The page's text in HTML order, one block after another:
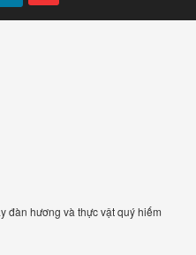
đàn hương và thực vật quý hiếm